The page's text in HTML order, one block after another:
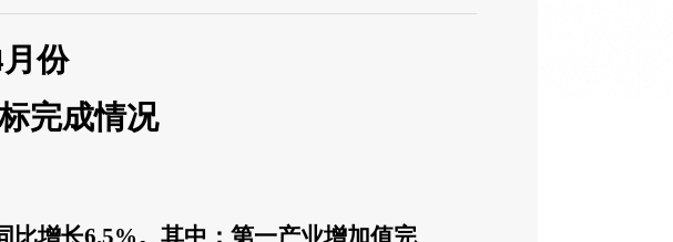
月份
完成情况
比增长6.5%。其中： 第一产业增加值完